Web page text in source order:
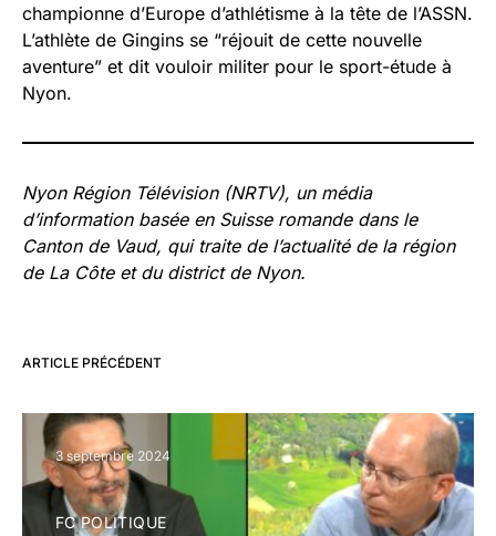
championne d’Europe d’athlétisme à la tête de l’ASSN.
L’athlète de Gingins se “réjouit de cette nouvelle
aventure” et dit vouloir militer pour le sport-étude à
Nyon.
Nyon Région Télévision (NRTV), un média
d’information basée en Suisse romande dans le
Canton de Vaud, qui traite de l’actualité de la région
de La Côte et du district de Nyon.
ARTICLE PRÉCÉDENT
3 septembre 2024
FC POLITIQUE